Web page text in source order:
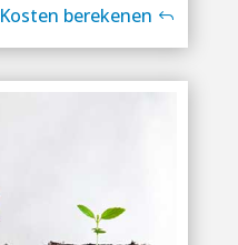
Kosten berekenen